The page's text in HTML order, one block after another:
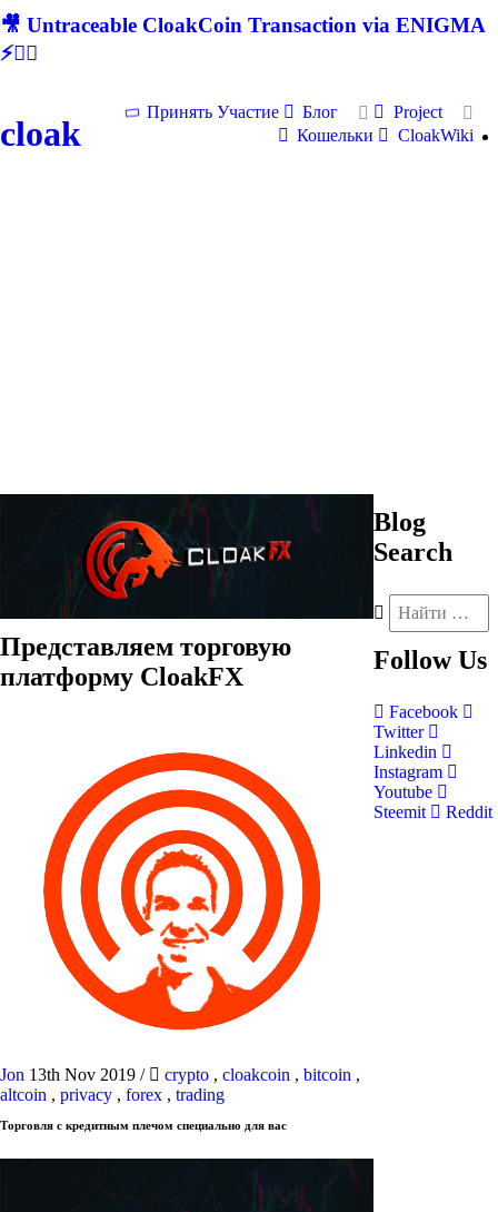
🎥 Untraceable CloakCoin Transaction via ENIGMA
⚡🕵‍♂
cloak
Принять Участие Блог
Project
Кошельки
CloakWiki
Представляем торговую
платформу CloakFX
Jon 13th Nov 2019 / crypto , cloakcoin , bitcoin ,
altcoin , privacy , forex , trading
Торговля с кредитным плечом специально для вас
Blog
Search
Follow Us
Facebook
Twitter
Linkedin
Instagram
Youtube
Steemit
Reddit